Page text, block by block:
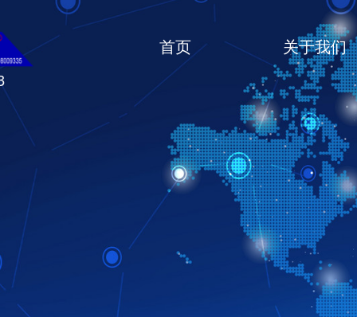
首页 关于我们